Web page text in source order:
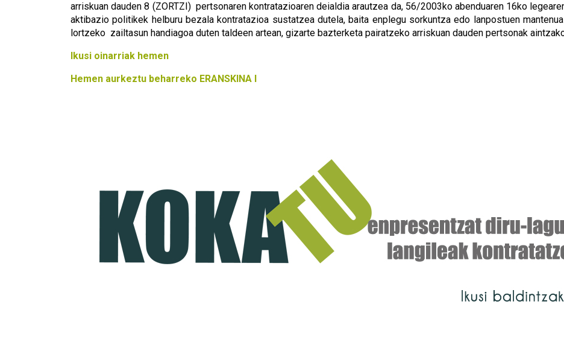
arriskuan dauden 8 (ZORTZI) pertsonaren kontratazioaren deialdia arautzea da, 56/2003ko abenduaren 16ko
aktibazio politikek helburu bezala kontratazioa sustatzea dutela, baita enplegu sorkuntza edo lanpostuen
lortzeko zailtasun handiagoa duten taldeen artean, gizarte bazterketa pairatzeko arriskuan dauden pertsonak
Ikusi oinarriak hemen
Hemen aurkeztu beharreko ERANSKINA I